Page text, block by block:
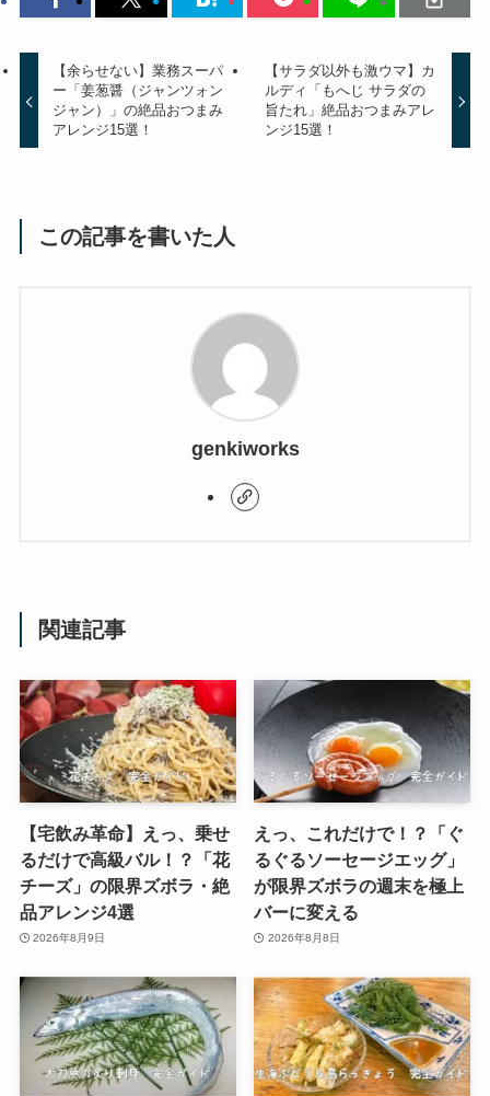
【余らせない】業務スーパ
ー「姜葱醤（ジャンツォン
ジャン）」の絶品おつまみ
アレンジ15選！
【サラダ以外も激ウマ】カ
ルディ「もへじ サラダの
旨たれ」絶品おつまみアレ
ンジ15選！
この記事を書いた人
genkiworks
関連記事
【宅飲み革命】えっ、乗せ
るだけで高級バル！？「花
チーズ」の限界ズボラ・絶
品アレンジ4選
2026年8月9日
えっ、これだけで！？「ぐ
るぐるソーセージエッグ」
が限界ズボラの週末を極上
バーに変える
2026年8月8日